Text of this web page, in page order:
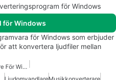
för Windows
för Windows
för Windows som erbjuder
att konvertera ljudfiler mellan
Gratis Ljudformatkonverterare För Windows